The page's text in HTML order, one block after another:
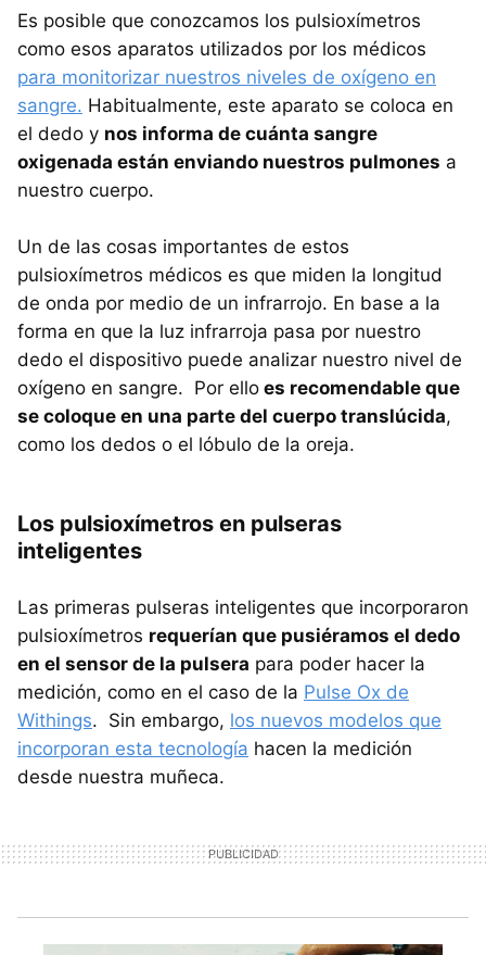
Es posible que conozcamos los pulsioxímetros
como esos aparatos utilizados por los médicos
para monitorizar nuestros niveles de oxígeno en
sangre. Habitualmente, este aparato se coloca en
el dedo y nos informa de cuánta sangre
oxigenada están enviando nuestros pulmones a
nuestro cuerpo.
Un de las cosas importantes de estos
pulsioxímetros médicos es que miden la longitud
de onda por medio de un infrarrojo. En base a la
forma en que la luz infrarroja pasa por nuestro
dedo el dispositivo puede analizar nuestro nivel de
oxígeno en sangre. Por ello es recomendable que
se coloque en una parte del cuerpo translúcida,
como los dedos o el lóbulo de la oreja.
Los pulsioxímetros en pulseras
inteligentes
Las primeras pulseras inteligentes que incorporaron
pulsioxímetros requerían que pusiéramos el dedo
en el sensor de la pulsera para poder hacer la
medición, como en el caso de la Pulse Ox de
Withings. Sin embargo, los nuevos modelos que
incorporan esta tecnología hacen la medición
desde nuestra muñeca.